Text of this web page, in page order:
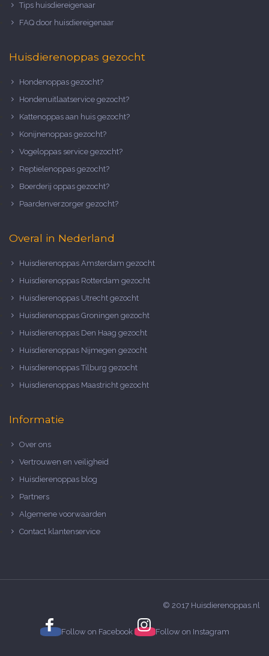
Tips huisdiereigenaar
FAQ door huisdiereigenaar
Huisdierenoppas gezocht
Hondenoppas gezocht?
Hondenuitlaatservice gezocht?
Kattenoppas aan huis gezocht?
Konijnenoppas gezocht?
Vogeloppas service gezocht?
Reptielenoppas gezocht?
Boerderij oppas gezocht?
Paardenverzorger gezocht?
Overal in Nederland
Huisdierenoppas Amsterdam gezocht
Huisdierenoppas Rotterdam gezocht
Huisdierenoppas Utrecht gezocht
Huisdierenoppas Groningen gezocht
Huisdierenoppas Den Haag gezocht
Huisdierenoppas Nijmegen gezocht
Huisdierenoppas Tilburg gezocht
Huisdierenoppas Maastricht gezocht
Informatie
Over ons
Vertrouwen en veiligheid
Huisdierenoppas blog
Partners
Algemene voorwaarden
Contact klantenservice
© 2017 Huisdierenoppas.nl
Follow on Facebook Follow on Instagram